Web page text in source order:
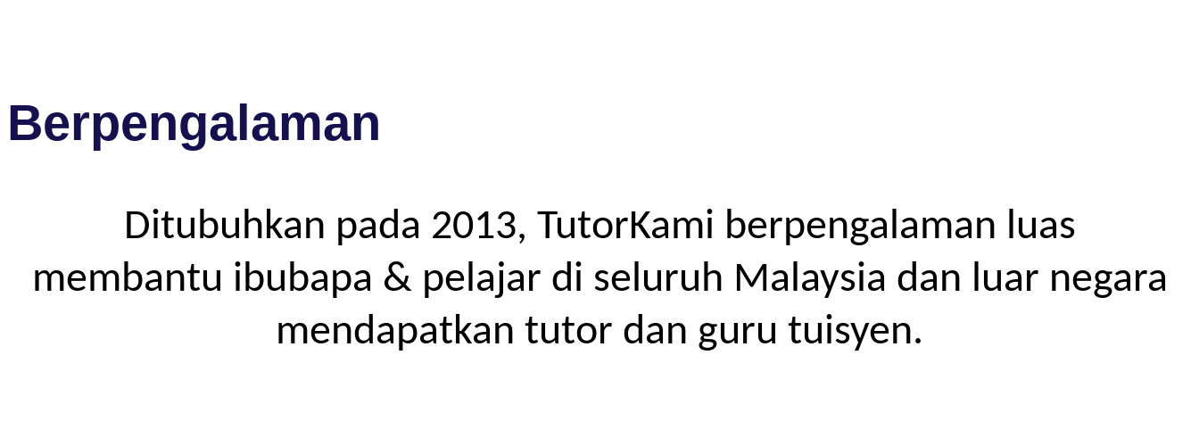
Berpengalaman
Ditubuhkan pada 2013, TutorKami berpengalaman luas
membantu ibubapa & pelajar di seluruh Malaysia dan luar negara
mendapatkan tutor dan guru tuisyen.